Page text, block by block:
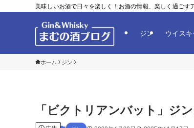
美味しいお酒で日々を楽しく！お酒の情報、楽しく過ごす
ジン ウイスキ
ホーム ジン
「ビクトリアンバット」ジ